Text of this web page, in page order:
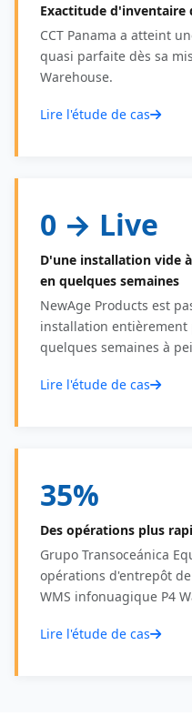
Exactitude d'inventaire
CCT Panama a atteint
quasi parfaite dès sa
Warehouse.
Lire l'étude de cas
0 → Live
D'une installation vide
en quelques semaines
NewAge Products est
installation entièrement
quelques semaines à
Lire l'étude de cas
35%
Des opérations plus
Grupo Transoceánica
opérations d'entrepôt
WMS infonuagique P4
Lire l'étude de cas